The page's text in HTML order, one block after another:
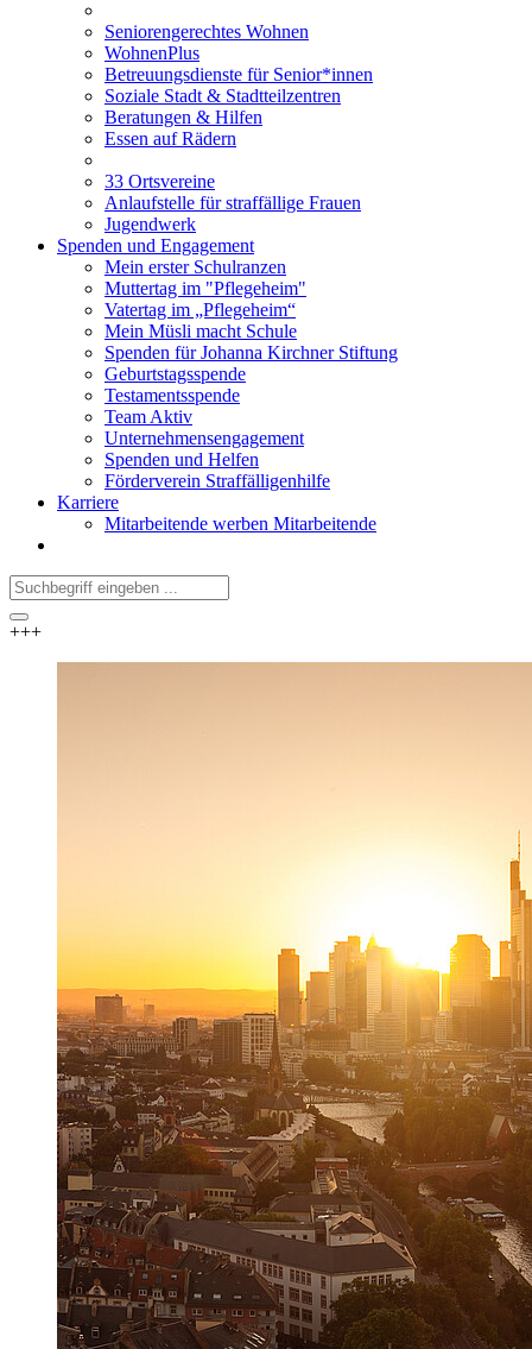
Seniorengerechtes Wohnen
WohnenPlus
Betreuungsdienste für Senior*innen
Soziale Stadt & Stadtteilzentren
Beratungen & Hilfen
Essen auf Rädern
33 Ortsvereine
Anlaufstelle für straffällige Frauen
Jugendwerk
Spenden und Engagement
Mein erster Schulranzen
Muttertag im "Pflegeheim"
Vatertag im „Pflegeheim“
Mein Müsli macht Schule
Spenden für Johanna Kirchner Stiftung
Geburtstagsspende
Testamentsspende
Team Aktiv
Unternehmensengagement
Spenden und Helfen
Förderverein Straffälligenhilfe
Karriere
Mitarbeitende werben Mitarbeitende
+++